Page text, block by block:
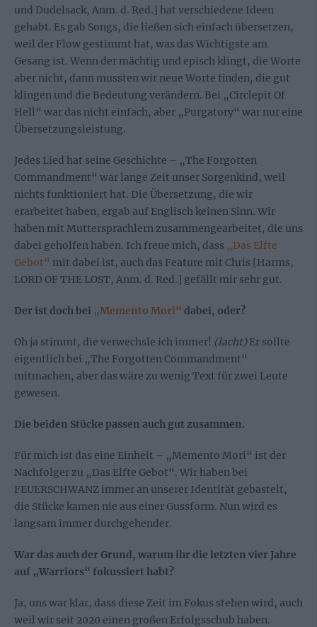
und Dudelsack, Anm. d. Red.] hat verschiedene Ideen
gehabt. Es gab Songs, die ließen sich einfach übersetzen,
weil der Flow gestimmt hat, was das Wichtigste am
Gesang ist. Wenn der mächtig und episch klingt, die Worte
aber nicht, dann mussten wir neue Worte finden, die gut
klingen und die Bedeutung verändern. Bei „Circlepit Of
Hell“ war das nicht einfach, aber „Purgatory“ war nur eine
Übersetzungsleistung.
Jedes Lied hat seine Geschichte – „The Forgotten
Commandment“ war lange Zeit unser Sorgenkind, weil
nichts funktioniert hat. Die Übersetzung, die wir
erarbeitet haben, ergab auf Englisch keinen Sinn. Wir
haben mit Muttersprachlern zusammengearbeitet, die uns
dabei geholfen haben. Ich freue mich, dass „Das Elfte
Gebot“ mit dabei ist, auch das Feature mit Chris [Harms,
LORD OF THE LOST, Anm. d. Red.] gefällt mir sehr gut.
Der ist doch bei „Memento Mori“ dabei, oder?
Oh ja stimmt, die verwechsle ich immer! (lacht)Er sollte
eigentlich bei „The Forgotten Commandment“
mitmachen, aber das wäre zu wenig Text für zwei Leute
gewesen.
Die beiden Stücke passen auch gut zusammen.
Für mich ist das eine Einheit – „Memento Mori“ ist der
Nachfolger zu „Das Elfte Gebot“. Wir haben bei
FEUERSCHWANZ immer an unserer Identität gebastelt,
die Stücke kamen nie aus einer Gussform. Nun wird es
langsam immer durchgehender.
War das auch der Grund, warum ihr die letzten vier Jahre
auf „Warriors“ fokussiert habt?
Ja, uns war klar, dass diese Zeit im Fokus stehen wird, auch
weil wir seit 2020 einen großen Erfolgsschub haben.